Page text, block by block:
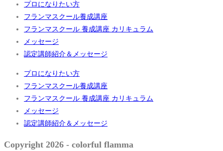
プロになりたい方
フランマスクール養成講座
フランマスクール 養成講座 カリキュラム
メッセージ
認定講師紹介＆メッセージ
プロになりたい方
フランマスクール養成講座
フランマスクール 養成講座 カリキュラム
メッセージ
認定講師紹介＆メッセージ
Copyright 2026 - colorful flamma